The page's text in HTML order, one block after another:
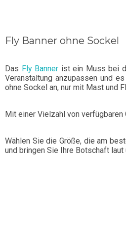
Fly Banner ohne Sockel
Das Fly Banner ist ein Muss bei
Veranstaltung anzupassen und
ohne Sockel an, nur mit Mast und
Mit einer Vielzahl von
Wählen Sie die Größe, die am
und bringen Sie Ihre Botschaft laut